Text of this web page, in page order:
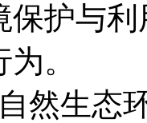
保护与
。
然生态